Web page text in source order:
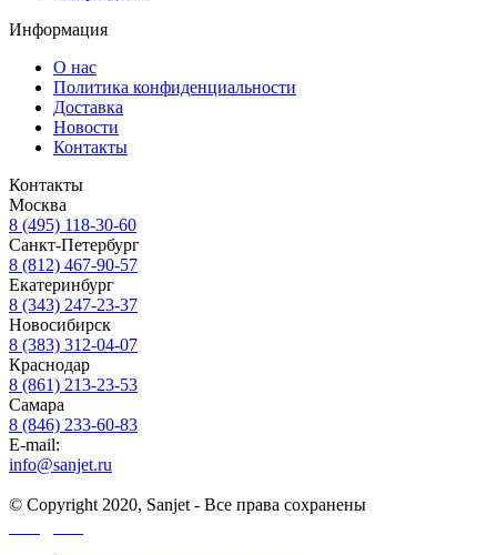
Информация
О нас
Политика конфиденциальности
Доставка
Новости
Контакты
Контакты
Москва
8 (495) 118-30-60
Санкт-Петербург
8 (812) 467-90-57
Екатеринбург
8 (343) 247-23-37
Новосибирск
8 (383) 312-04-07
Краснодар
8 (861) 213-23-53
Самара
8 (846) 233-60-83
E-mail:
info@sanjet.ru
© Copyright 2020, Sanjet - Все права сохранены